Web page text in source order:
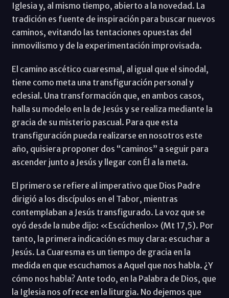
Iglesia y, al mismo tiempo, abierto a la novedad. La
tradición es fuente de inspiración para buscar nuevos
caminos, evitando las tentaciones opuestas del
inmovilismo y de la experimentación improvisada.
El camino ascético cuaresmal, al igual que el sinodal,
tiene como meta una transfiguración personal y
eclesial. Una transformación que, en ambos casos,
halla su modelo en la de Jesús y se realiza mediante la
gracia de su misterio pascual. Para que esta
transfiguración pueda realizarse en nosotros este
año, quisiera proponer dos “caminos” a seguir para
ascender junto a Jesús y llegar con Él a la meta.
El primero se refiere al imperativo que Dios Padre
dirigió a los discípulos en el Tabor, mientras
contemplaban a Jesús transfigurado. La voz que se
oyó desde la nube dijo: «Escúchenlo» (Mt 17,5). Por
tanto, la primera indicación es muy clara: escuchar a
Jesús. La Cuaresma es un tiempo de gracia en la
medida en que escuchamos a Aquel que nos habla. ¿Y
cómo nos habla? Ante todo, en la Palabra de Dios, que
la Iglesia nos ofrece en la liturgia. No dejemos que